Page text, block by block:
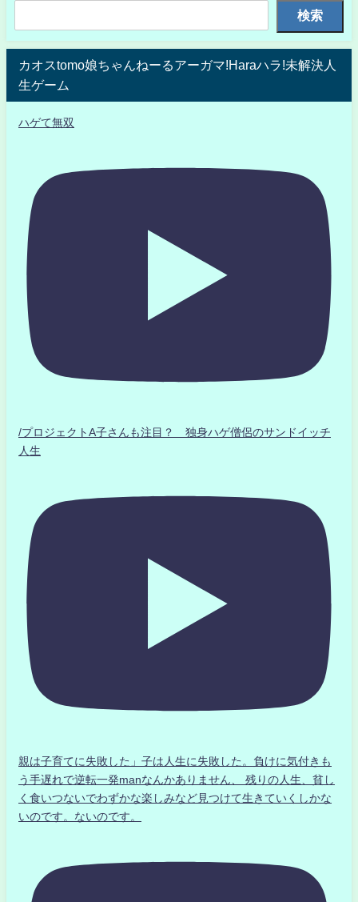
検索
カオスtomo娘ちゃんねーるアーガマ!Haraハラ!未解決人
生ゲーム
ハゲて無双
/プロジェクトA子さんも注目？ 独身ハゲ僧侶のサンドイッチ
人生
親は子育てに失敗した」子は人生に失敗した。負けに気付きも
う手遅れで逆転一発manなんかありません、 残りの人生、貧し
く食いつないでわずかな楽しみなど見つけて生きていくしかな
いのです。ないのです。